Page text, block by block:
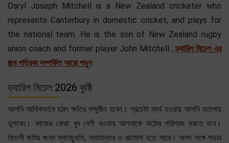
Daryl Joseph Mitchell is a New Zealand cricketer who
represents Canterbury in domestic cricket, and plays for
the national team. He is the son of New Zealand rugby
union coach and former player John Mitchell....ড্যারিল মিচেল এর
জন্ম পত্রিকা সম্পর্কিত আরো পড়ুন
ড্যারিল মিচেল 2026 কুষ্ঠি
আপনি আর্থিকভাবে হঠাৎ ক্ষতির সম্মুখীন হবেন। প্রচেষ্টা ব্যর্থ হওয়ায় আপনি হতাশায়
ভুগবেন। কাজের বোঝা খুব বেশী হওয়ায় আপনাকে কঠোর পরিশ্রম করতে হবে।
বিদেশী জমির জন্য স্থানচ্যুতি, স্থানান্তর ও ঝামেলা হতে পারে। অসৎ সঙ্গে পড়ার